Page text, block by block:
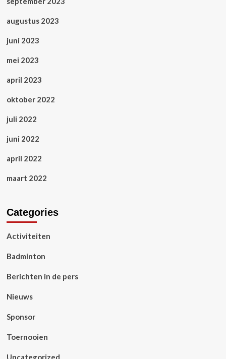
augustus 2023
juni 2023
mei 2023
april 2023
oktober 2022
juli 2022
juni 2022
april 2022
maart 2022
Categories
Activiteiten
Badminton
Berichten in de pers
Nieuws
Sponsor
Toernooien
Uncategorized